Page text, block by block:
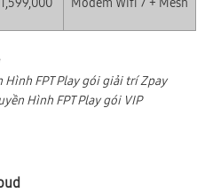
1,599,000 Modem Wifi 7 + Mesh
Hình FPT Play gói giải trí Zpay
Hình FPT Play gói VIP